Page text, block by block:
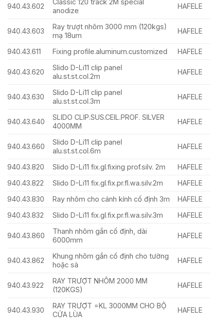
940.43.602
anodize
HAFELE
940.43.603
Ray trượt nhôm 3000 mm (120kgs)
mạ 18um
HAFELE
940.43.611 Fixing profile.aluminum.customized HAFELE
940.43.620
Slido D-Li11 clip panel
alu.st.st.col.2m
HAFELE
940.43.630
Slido D-Li11 clip panel
alu.st.st.col.3m
HAFELE
940.43.640
SLIDO CLIP.SUS.CEIL.PROF. SILVER
4000MM
HAFELE
940.43.660
Slido D-Li11 clip panel
alu.st.st.col.6m
HAFELE
940.43.820 Slido D-Li11 fix.gl.fixing prof.silv. 2m
HAFELE
940.43.822
Slido D-Li11 fix.gl.fix.pr.fl.wa.silv.2m
HAFELE
940.43.830
Ray nhôm cho cánh kính cố định 3m
HAFELE
940.43.832
Slido D-Li11 fix.gl.fix.pr.fl.wa.silv.3m HAFELE
940.43.860
Thanh nhôm gắn cố định, dài
6000mm
HAFELE
940.43.862
Khung nhôm gắn cố định cho tường
hoặc sà
HAFELE
940.43.922
RAY TRƯỢT NHÔM 2000 MM
(120KGS)
HAFELE
940.43.930
RAY TRƯỢT =KL 3000MM CHO BỘ
CỬA LÙA
HAFELE